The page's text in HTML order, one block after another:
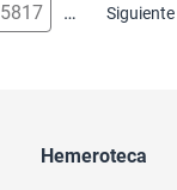
5817 … Siguiente
Siguiente página
Hemeroteca